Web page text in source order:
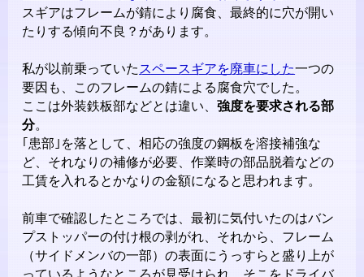
スギアはフレームが錆により腐食、最終的に穴が開い
たりする傾向不良？があります。
私が以前乗っていた スペースギアを廃車にした一つの
要因も、このフレームの錆による腐食穴でした。
ここは外装鉄板部などとは違い、強度を要求される部
分。
｢患部｣を落として、相応の強度の鋼板を溶接補強な
ど、それなりの補修が必要、作業時の部品脱着などの
工賃を入れるとかなりの金額になると思われます。
前車で確認したところでは、最初に気付いたのはバン
プストッパーの付け根の剥がれ、それから、フレーム
（サイドメンバの一部）の表面にうっすらと盛り上が
っているようなところが見受けられ、そこをドライバ